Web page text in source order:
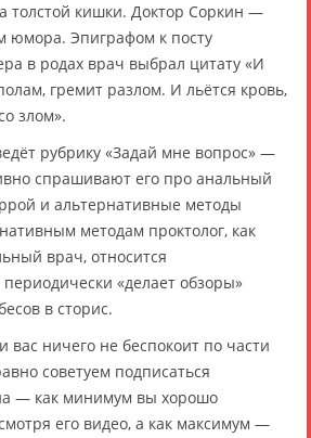
толстой кишки. Доктор Соркин —
юмора. Эпиграфом к посту
в родах врач выбрал цитату «И
гремит разлом. И льётся кровь,
злом».
рубрику «Задай мне вопрос» —
спрашивают его про анальный
и альтернативные методы
методам проктолог, как
врач, относится
«делает обзоры»
в сторис.
вас ничего не беспокоит по части
советуем подписаться
— как минимум вы хорошо
его видео, а как максимум —